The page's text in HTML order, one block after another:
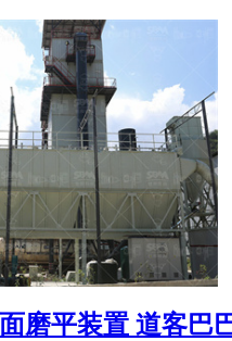
磨平装置 道客巴